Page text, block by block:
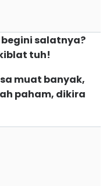
begini salatnya?
tuh!
muat banyak,
paham, dikira